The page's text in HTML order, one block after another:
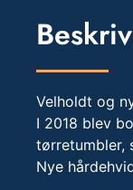
Velholdt og
I 2018 blev
tørretumbler,
Nye